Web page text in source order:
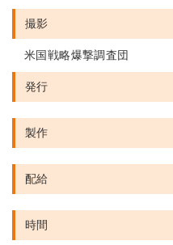
撮影
米国戦略爆撃調査団
発行
製作
配給
時間